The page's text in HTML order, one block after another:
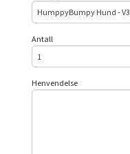
Antall
Henvendelse